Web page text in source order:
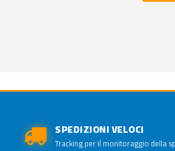
SPEDIZIONI VELOCI
Tracking per il monitoraggio della